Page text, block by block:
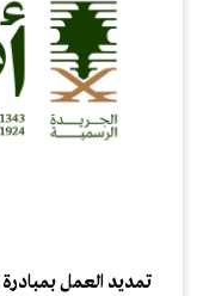
تمديد العمل بمبادرة